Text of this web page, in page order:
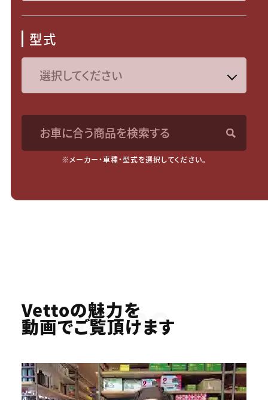
型式
お車に合う商品を検索する
※メーカー・車種・型式を選択してください。
Youtube
Vettoの魅力を
動画でご覧頂けます